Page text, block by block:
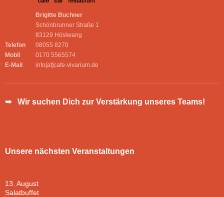
Brigitte Buchner
Schönbrunner Straße 1
83129 Höslwang
Telefon
08055 8270
Mobil
0170 5565574
E-Mail
info[at]cafe-vivarium.de
➥ Wir suchen Dich zur Verstärkung unseres Teams!
Unsere nächsten Veranstaltungen
13. August
Salatbuffet